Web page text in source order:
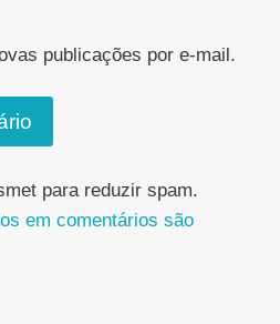
publicações por e-mail.
para reduzir spam.
em comentários são